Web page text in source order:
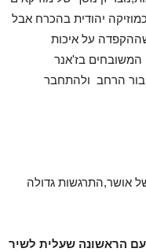
יהודית בהכרח אבל
על איכות
המשובחים בז'אנר
הרחב ולהתחבר
אושר,התרגשות גדולה
הראשונה שעלית לשיר